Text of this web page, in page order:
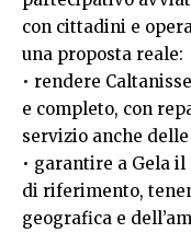
con cittadini e
una proposta reale:
• rendere
e completo, con
servizio anche
• garantire a Gela
di riferimento,
geografica e